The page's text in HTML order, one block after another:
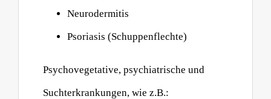
Neurodermitis
Psoriasis (Schuppenflechte)
Psychovegetative, psychiatrische und
Suchterkrankungen, wie z.B.: